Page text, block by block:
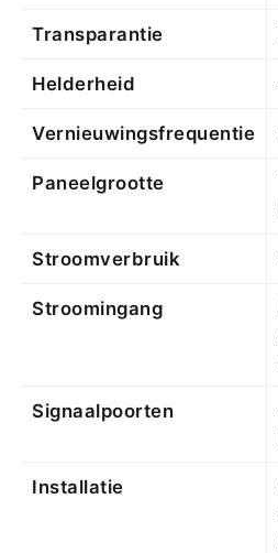
Transparantie
Helderheid
Vernieuwingsfrequentie
Paneelgrootte
Stroomverbruik
Stroomingang
Signaalpoorten
Installatie